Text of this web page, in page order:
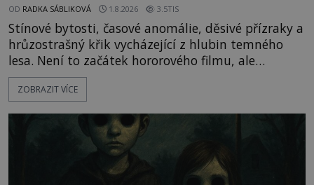
OD RADKA SÁBLIKOVÁ 1.8.2026 3.5TIS
Stínové bytosti, časové anomálie, děsivé přízraky a
hrůzostrašný křik vycházející z hlubin temného
lesa. Není to začátek hororového filmu, ale
události, které popisují návštěvníci lesů, které jsou
označovány jako nejděsivější na světě. Lidé bydlící
vyhýbají! Už jste o těchto lesích slyšeli? A odvážili
byste se je navštívit? [gallery ids="17
ZOBRAZIT VÍCE